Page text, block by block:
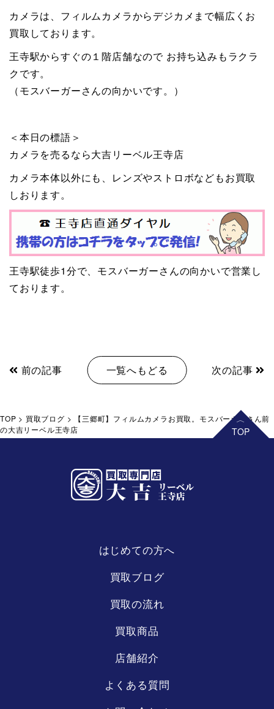
カメラは、フィルムカメラからデジカメまで幅広くお
買取しております。
王寺駅からすぐの１階店舗なので お持ち込みもラクラ
クです。
（モスバーガーさんの向かいです。）
＜本日の標語＞
カメラを売るなら大吉リーベル王寺店
カメラ本体以外にも、レンズやストロボなどもお買取
しおります。
王寺駅徒歩1分で、モスバーガーさんの向かいで営業し
ております。
前の記事 一覧へもどる 次の記事
TOP > 買取ブログ >
【三郷町】フィルムカメラお買取。モスバーガーさん前
の大吉リーベル王寺店
リーベル
王寺店
はじめての方へ
買取ブログ
買取の流れ
買取商品
店舗紹介
よくある質問